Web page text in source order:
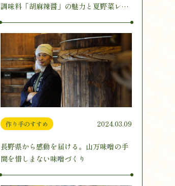
調味料「胡麻辣醤」の魅力と夏野菜レシ
ピ3選をご紹介
作り手のすすめ 2024.03.09
長野県から感動を届ける。山万味噌の手
間を惜しまない味噌づくり